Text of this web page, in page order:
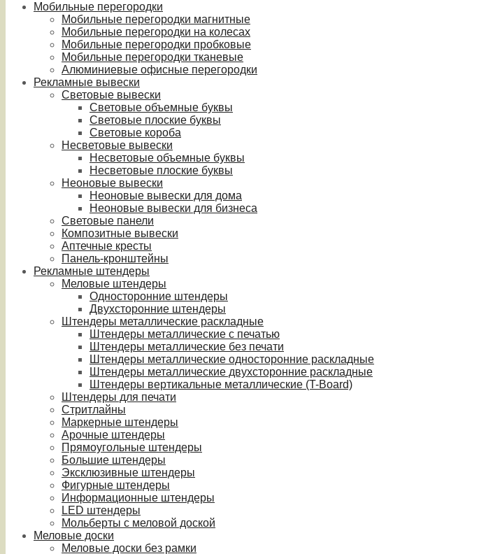
Мобильные перегородки
Мобильные перегородки магнитные
Мобильные перегородки на колесах
Мобильные перегородки пробковые
Мобильные перегородки тканевые
Алюминиевые офисные перегородки
Рекламные вывески
Световые вывески
Световые объемные буквы
Световые плоские буквы
Световые короба
Несветовые вывески
Несветовые объемные буквы
Несветовые плоские буквы
Неоновые вывески
Неоновые вывески для дома
Неоновые вывески для бизнеса
Световые панели
Композитные вывески
Аптечные кресты
Панель-кронштейны
Рекламные штендеры
Меловые штендеры
Односторонние штендеры
Двухсторонние штендеры
Штендеры металлические раскладные
Штендеры металлические с печатью
Штендеры металлические без печати
Штендеры металлические односторонние раскладные
Штендеры металлические двухсторонние раскладные
Штендеры вертикальные металлические (T-Board)
Штендеры для печати
Стритлайны
Маркерные штендеры
Арочные штендеры
Прямоугольные штендеры
Большие штендеры
Эксклюзивные штендеры
Фигурные штендеры
Информационные штендеры
LED штендеры
Мольберты с меловой доской
Меловые доски
Меловые доски без рамки